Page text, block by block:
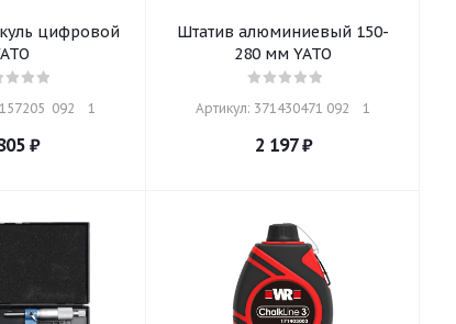
цифровой
092    1
₽
Штатив алюминиевый 150-
280 мм YATO
Артикул: 371430471 092    1
2 197₽